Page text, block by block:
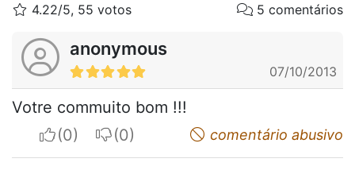
4.22/5, 55 votos 5 comentários
anonymous
07/10/2013
Votre commuito bom !!!
I apreciateI do not appreciatecomentário abusivo